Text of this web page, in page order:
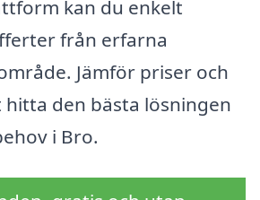
kan du enkelt
från erfarna
Jämför priser och
den bästa lösningen
i Bro.